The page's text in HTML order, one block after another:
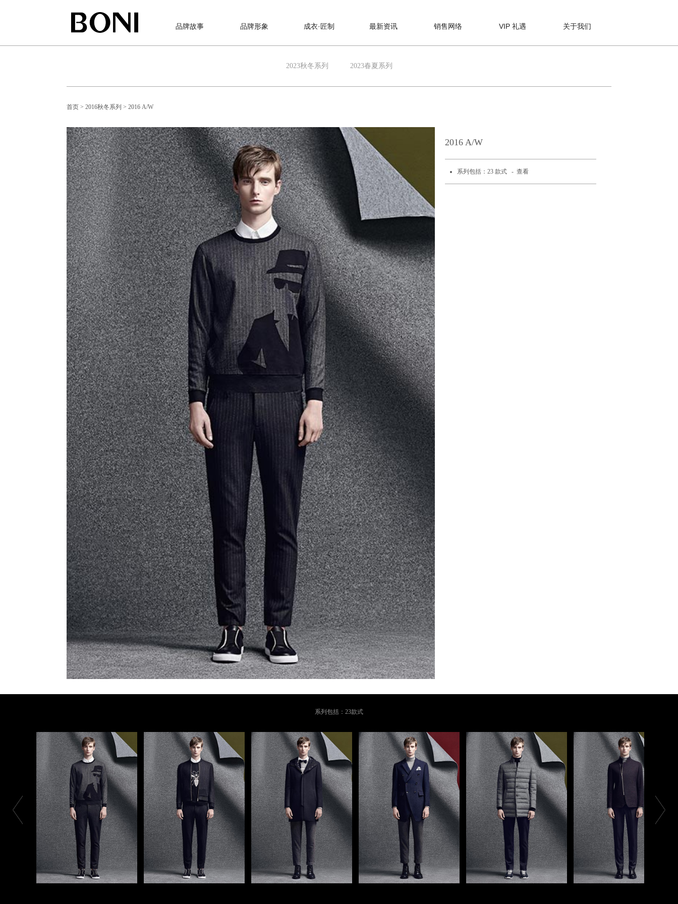
品牌故事 品牌形象 成衣·匠制 最新资讯 销售网络 VIP 礼遇 关于我们
2023秋冬系列 2023春夏系列
首页 > 2016秋冬系列 > 2016 A/W
2016 A/W
系列包括：23 款式 - 查看
系列包括：23款式